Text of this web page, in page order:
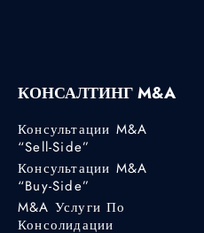
КОНСАЛТИНГ M&A
Консультации M&A
“Sell-Side”
Консультации M&A
“Buy-Side”
M&A Услуги По
Консолидации